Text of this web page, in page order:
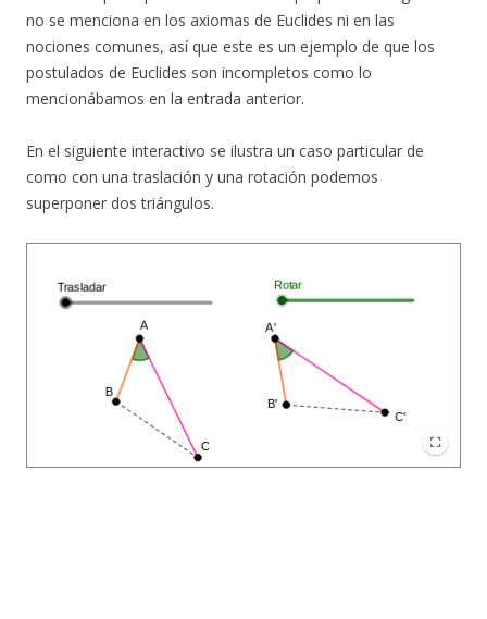
no se menciona en los axiomas de Euclides ni en las
nociones comunes, así que este es un ejemplo de que los
postulados de Euclides son incompletos como lo
mencionábamos en la entrada anterior.
En el siguiente interactivo se ilustra un caso particular de
como con una traslación y una rotación podemos
superponer dos triángulos.